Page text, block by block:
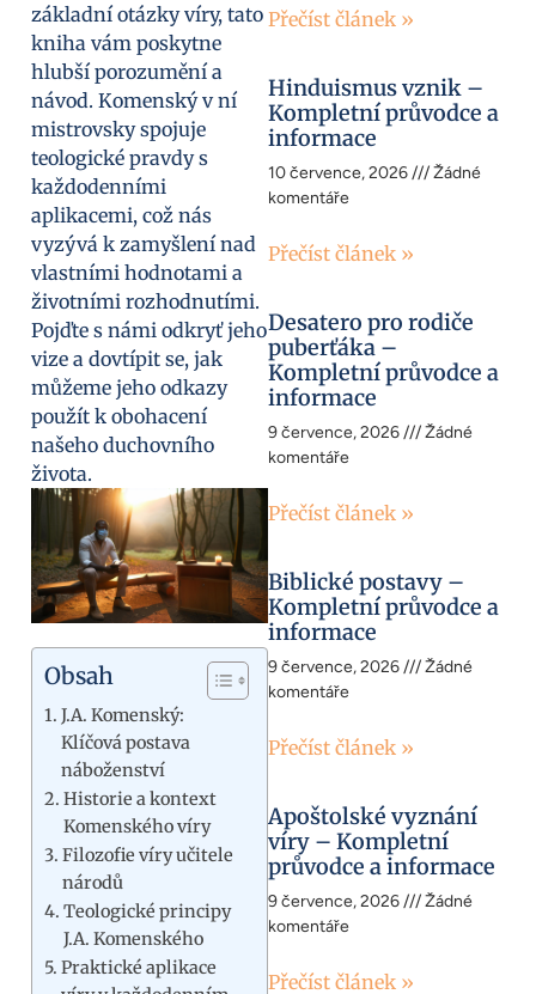
základní otázky víry, tato
kniha vám poskytne
hlubší porozumění a
návod. Komenský v ní
mistrovsky spojuje
teologické pravdy s
každodenními
aplikacemi, což nás
vyzývá k zamyšlení nad
vlastními hodnotami a
životními rozhodnutími.
Pojďte s námi odkryť jeho
vize a dovtípit se, jak
můžeme jeho odkazy
použít k obohacení
našeho duchovního
života.
Obsah
J.A. Komenský:
Klíčová postava
náboženství
Historie a kontext
Komenského víry
Filozofie víry učitele
národů
Teologické principy
J.A. Komenského
Praktické aplikace
Přečíst článek »
Hinduismus vznik –
Kompletní průvodce a
informace
10 července, 2026
Žádné
komentáře
Přečíst článek »
Desatero pro rodiče
puberťáka –
Kompletní průvodce a
informace
9 července, 2026
Žádné
komentáře
Přečíst článek »
Biblické postavy –
Kompletní průvodce a
informace
9 července, 2026
Žádné
komentáře
Přečíst článek »
Apoštolské vyznání
víry – Kompletní
průvodce a informace
9 července, 2026
Žádné
komentáře
Přečíst článek »